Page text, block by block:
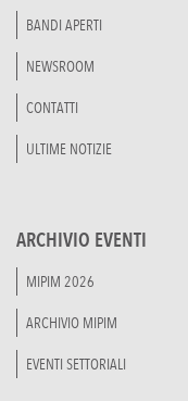
BANDI APERTI
NEWSROOM
CONTATTI
ULTIME NOTIZIE
ARCHIVIO EVENTI
MIPIM 2026
ARCHIVIO MIPIM
EVENTI SETTORIALI